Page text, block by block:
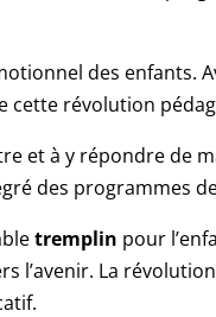
des enfants.
cette révolution
et à y répondre de
des programmes
tremplin pour
La révolution